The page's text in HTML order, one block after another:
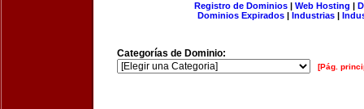
Registro de Dominios| Web Hosting |
Dominios Expirados | Industrias |
Categorías de Dominio:
[Pág.